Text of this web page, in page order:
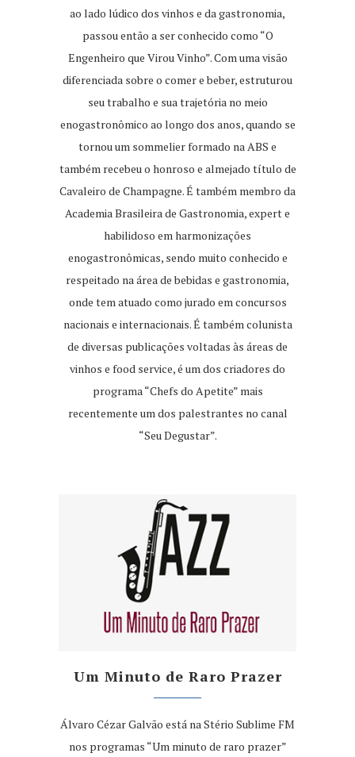
ao lado lúdico dos vinhos e da gastronomia,
passou então a ser conhecido como “O
Engenheiro que Virou Vinho”. Com uma visão
diferenciada sobre o comer e beber, estruturou
seu trabalho e sua trajetória no meio
enogastronômico ao longo dos anos, quando se
tornou um sommelier formado na ABS e
também recebeu o honroso e almejado título de
Cavaleiro de Champagne. É também membro da
Academia Brasileira de Gastronomia, expert e
habilidoso em harmonizações
enogastronômicas, sendo muito conhecido e
respeitado na área de bebidas e gastronomia,
onde tem atuado como jurado em concursos
nacionais e internacionais. É também colunista
de diversas publicações voltadas às áreas de
vinhos e food service, é um dos criadores do
programa “Chefs do Apetite” mais
recentemente um dos palestrantes no canal
“Seu Degustar”.
Um Minuto de Raro Prazer
Álvaro Cézar Galvão está na Stério Sublime FM
nos programas “Um minuto de raro prazer”